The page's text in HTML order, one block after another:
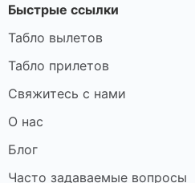
Быстрые ссылки
Табло вылетов
Табло прилетов
Свяжитесь с нами
О нас
Блог
Часто задаваемые вопросы